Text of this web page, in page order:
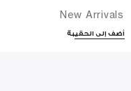
New Arrivals
أضف إلى الحقيبة